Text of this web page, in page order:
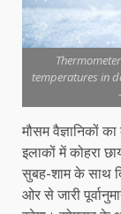
temperatures in
मौसम वैज्ञानिकों
इलाकों में कोहरा
सुबह-शाम के साथ
ओर से जारी